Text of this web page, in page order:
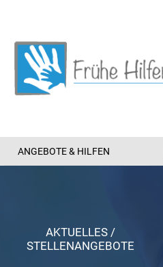
ANGEBOTE & HILFEN
AKTUELLES /
STELLENANGEBOTE